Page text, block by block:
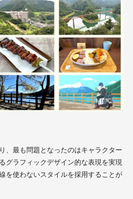
、最も問題となったのはキャラクター
グラフィックデザイン的な表現を実現
を使わないスタイルを採用することが